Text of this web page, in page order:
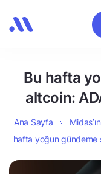
Bu hafta
altcoin:
Ana Sayfa
hafta yoğun gündeme